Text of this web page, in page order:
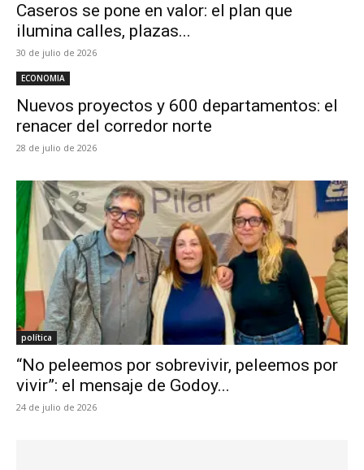
Caseros se pone en valor: el plan que
ilumina calles, plazas...
30 de julio de 2026
ECONOMIA
Nuevos proyectos y 600 departamentos: el
renacer del corredor norte
28 de julio de 2026
política
“No peleemos por sobrevivir, peleemos por
vivir”: el mensaje de Godoy...
24 de julio de 2026